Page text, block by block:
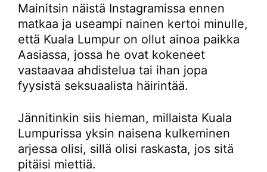
Mainitsin näistä Instagramissa ennen
matkaa ja useampi nainen kertoi minulle,
että Kuala Lumpur on ollut ainoa paikka
Aasiassa, jossa he ovat kokeneet
vastaavaa ahdistelua tai ihan jopa
fyysistä seksuaalista häirintää.
Jännitinkin siis hieman, millaista Kuala
Lumpurissa yksin naisena kulkeminen
arjessa olisi, sillä olisi raskasta, jos sitä
pitäisi miettiä.